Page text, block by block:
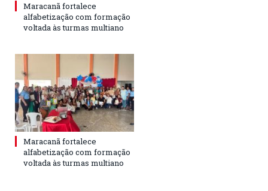
Maracanã fortalece
alfabetização com formação
voltada às turmas multiano
Maracanã fortalece
alfabetização com formação
voltada às turmas multiano